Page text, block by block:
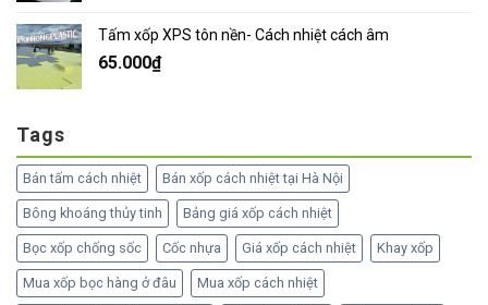
Tấm xốp XPS tôn nền- Cách nhiệt cách âm
65.000₫
Tags
Bán tấm cách nhiệt Bán xốp cách nhiệt tại Hà Nội
Bông khoáng thủy tinh Bảng giá xốp cách nhiệt
Bọc xốp chống sốc Cốc nhựa Giá xốp cách nhiệt Khay xốp
Mua xốp bọc hàng ở đâu Mua xốp cách nhiệt